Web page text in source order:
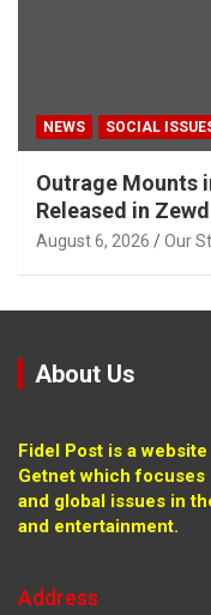
NEWS SOCIAL
Outrage Mounts
Released in
August 6, 2026 Our
About Us
Fidel Post is a
Getnet which
and global issues in
and entertainment.
Address